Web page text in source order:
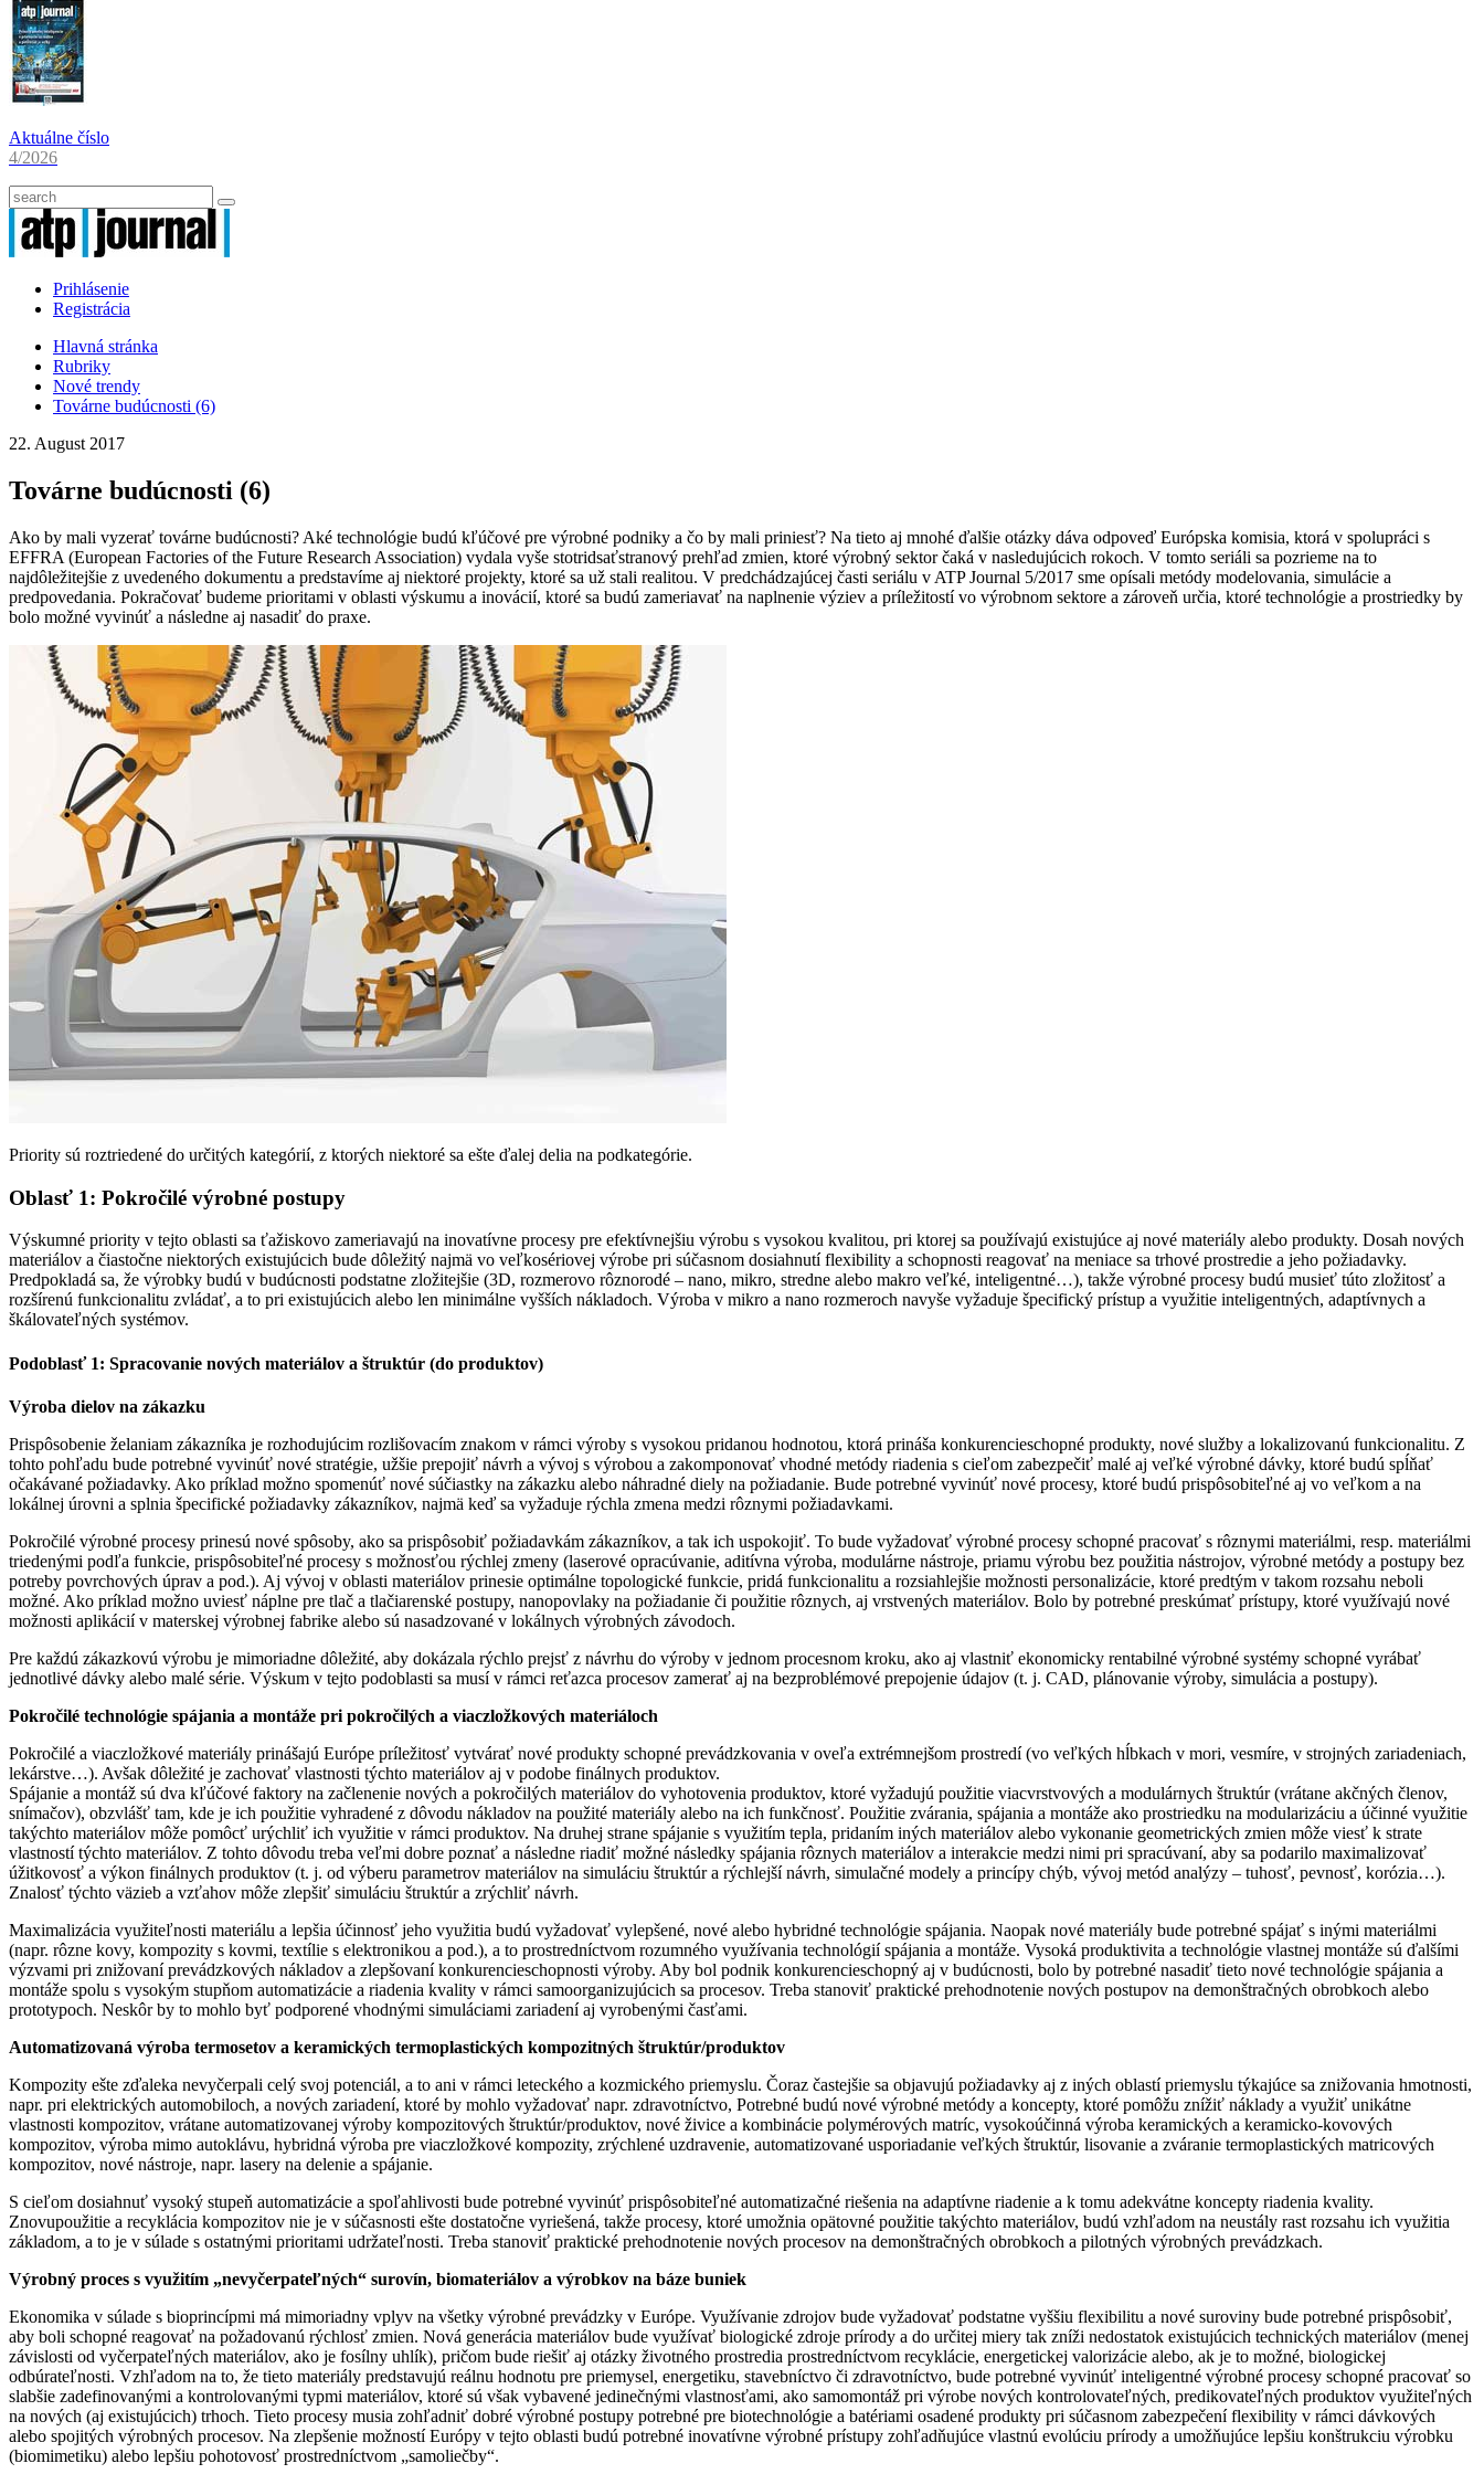
Aktuálne číslo
4/2026
Prihlásenie
Registrácia
Hlavná stránka
Rubriky
Nové trendy
Továrne budúcnosti (6)
22. August 2017
Továrne budúcnosti (6)
Ako by mali vyzerať továrne budúcnosti? Aké technológie budú kľúčové pre výrobné podniky a čo by mali priniesť? Na tieto aj mnohé ďalšie otázky dáva odpoveď Európska komisia, ktorá v spolupráci s
EFFRA (European Factories of the Future Research Association) vydala vyše stotridsaťstranový prehľad zmien, ktoré výrobný sektor čaká v nasledujúcich rokoch. V tomto seriáli sa pozrieme na to
najdôležitejšie z uvedeného dokumentu a predstavíme aj niektoré projekty, ktoré sa už stali realitou. V predchádzajúcej časti seriálu v ATP Journal 5/2017 sme opísali metódy modelovania, simulácie a
predpovedania. Pokračovať budeme prioritami v oblasti výskumu a inovácií, ktoré sa budú zameriavať na naplnenie výziev a príležitostí vo výrobnom sektore a zároveň určia, ktoré technológie a prostriedky by
bolo možné vyvinúť a následne aj nasadiť do praxe.
Priority sú roztriedené do určitých kategórií, z ktorých niektoré sa ešte ďalej delia na podkategórie.
Oblasť 1: Pokročilé výrobné postupy
Výskumné priority v tejto oblasti sa ťažiskovo zameriavajú na inovatívne procesy pre efektívnejšiu výrobu s vysokou kvalitou, pri ktorej sa používajú existujúce aj nové materiály alebo produkty. Dosah nových
materiálov a čiastočne niektorých existujúcich bude dôležitý najmä vo veľkosériovej výrobe pri súčasnom dosiahnutí flexibility a schopnosti reagovať na meniace sa trhové prostredie a jeho požiadavky.
Predpokladá sa, že výrobky budú v budúcnosti podstatne zložitejšie (3D, rozmerovo rôznorodé – nano, mikro, stredne alebo makro veľké, inteligentné…), takže výrobné procesy budú musieť túto zložitosť a
rozšírenú funkcionalitu zvládať, a to pri existujúcich alebo len minimálne vyšších nákladoch. Výroba v mikro a nano rozmeroch navyše vyžaduje špecifický prístup a využitie inteligentných, adaptívnych a
škálovateľných systémov.
Podoblasť 1: Spracovanie nových materiálov a štruktúr (do produktov)
Výroba dielov na zákazku
Prispôsobenie želaniam zákazníka je rozhodujúcim rozlišovacím znakom v rámci výroby s vysokou pridanou hodnotou, ktorá prináša konkurencieschopné produkty, nové služby a lokalizovanú funkcionalitu. Z
tohto pohľadu bude potrebné vyvinúť nové stratégie, užšie prepojiť návrh a vývoj s výrobou a zakomponovať vhodné metódy riadenia s cieľom zabezpečiť malé aj veľké výrobné dávky, ktoré budú spĺňať
očakávané požiadavky. Ako príklad možno spomenúť nové súčiastky na zákazku alebo náhradné diely na požiadanie. Bude potrebné vyvinúť nové procesy, ktoré budú prispôsobiteľné aj vo veľkom a na
lokálnej úrovni a splnia špecifické požiadavky zákazníkov, najmä keď sa vyžaduje rýchla zmena medzi rôznymi požiadavkami.
Pokročilé výrobné procesy prinesú nové spôsoby, ako sa prispôsobiť požiadavkám zákazníkov, a tak ich uspokojiť. To bude vyžadovať výrobné procesy schopné pracovať s rôznymi materiálmi, resp. materiálmi
triedenými podľa funkcie, prispôsobiteľné procesy s možnosťou rýchlej zmeny (laserové opracúvanie, aditívna výroba, modulárne nástroje, priamu výrobu bez použitia nástrojov, výrobné metódy a postupy bez
potreby povrchových úprav a pod.). Aj vývoj v oblasti materiálov prinesie optimálne topologické funkcie, pridá funkcionalitu a rozsiahlejšie možnosti personalizácie, ktoré predtým v takom rozsahu neboli
možné. Ako príklad možno uviesť náplne pre tlač a tlačiarenské postupy, nanopovlaky na požiadanie či použitie rôznych, aj vrstvených materiálov. Bolo by potrebné preskúmať prístupy, ktoré využívajú nové
možnosti aplikácií v materskej výrobnej fabrike alebo sú nasadzované v lokálnych výrobných závodoch.
Pre každú zákazkovú výrobu je mimoriadne dôležité, aby dokázala rýchlo prejsť z návrhu do výroby v jednom procesnom kroku, ako aj vlastniť ekonomicky rentabilné výrobné systémy schopné vyrábať
jednotlivé dávky alebo malé série. Výskum v tejto podoblasti sa musí v rámci reťazca procesov zamerať aj na bezproblémové prepojenie údajov (t. j. CAD, plánovanie výroby, simulácia a postupy).
Pokročilé technológie spájania a montáže pri pokročilých a viaczložkových materiáloch
Pokročilé a viaczložkové materiály prinášajú Európe príležitosť vytvárať nové produkty schopné prevádzkovania v oveľa extrémnejšom prostredí (vo veľkých hĺbkach v mori, vesmíre, v strojných zariadeniach,
lekárstve…). Avšak dôležité je zachovať vlastnosti týchto materiálov aj v podobe finálnych produktov.
Spájanie a montáž sú dva kľúčové faktory na začlenenie nových a pokročilých materiálov do vyhotovenia produktov, ktoré vyžadujú použitie viacvrstvových a modulárnych štruktúr (vrátane akčných členov,
snímačov), obzvlášť tam, kde je ich použitie vyhradené z dôvodu nákladov na použité materiály alebo na ich funkčnosť. Použitie zvárania, spájania a montáže ako prostriedku na modularizáciu a účinné využitie
takýchto materiálov môže pomôcť urýchliť ich využitie v rámci produktov. Na druhej strane spájanie s využitím tepla, pridaním iných materiálov alebo vykonanie geometrických zmien môže viesť k strate
vlastností týchto materiálov. Z tohto dôvodu treba veľmi dobre poznať a následne riadiť možné následky spájania rôznych materiálov a interakcie medzi nimi pri spracúvaní, aby sa podarilo maximalizovať
úžitkovosť a výkon finálnych produktov (t. j. od výberu parametrov materiálov na simuláciu štruktúr a rýchlejší návrh, simulačné modely a princípy chýb, vývoj metód analýzy – tuhosť, pevnosť, korózia…).
Znalosť týchto väzieb a vzťahov môže zlepšiť simuláciu štruktúr a zrýchliť návrh.
Maximalizácia využiteľnosti materiálu a lepšia účinnosť jeho využitia budú vyžadovať vylepšené, nové alebo hybridné technológie spájania. Naopak nové materiály bude potrebné spájať s inými materiálmi
(napr. rôzne kovy, kompozity s kovmi, textílie s elektronikou a pod.), a to prostredníctvom rozumného využívania technológií spájania a montáže. Vysoká produktivita a technológie vlastnej montáže sú ďalšími
výzvami pri znižovaní prevádzkových nákladov a zlepšovaní konkurencieschopnosti výroby. Aby bol podnik konkurencieschopný aj v budúcnosti, bolo by potrebné nasadiť tieto nové technológie spájania a
montáže spolu s vysokým stupňom automatizácie a riadenia kvality v rámci samoorganizujúcich sa procesov. Treba stanoviť praktické prehodnotenie nových postupov na demonštračných obrobkoch alebo
prototypoch. Neskôr by to mohlo byť podporené vhodnými simuláciami zariadení aj vyrobenými časťami.
Automatizovaná výroba termosetov a keramických termoplastických kompozitných štruktúr/produktov
Kompozity ešte zďaleka nevyčerpali celý svoj potenciál, a to ani v rámci leteckého a kozmického priemyslu. Čoraz častejšie sa objavujú požiadavky aj z iných oblastí priemyslu týkajúce sa znižovania hmotnosti,
napr. pri elektrických automobiloch, a nových zariadení, ktoré by mohlo vyžadovať napr. zdravotníctvo, Potrebné budú nové výrobné metódy a koncepty, ktoré pomôžu znížiť náklady a využiť unikátne
vlastnosti kompozitov, vrátane automatizovanej výroby kompozitových štruktúr/produktov, nové živice a kombinácie polymérových matríc, vysokoúčinná výroba keramických a keramicko-kovových
kompozitov, výroba mimo autoklávu, hybridná výroba pre viaczložkové kompozity, zrýchlené uzdravenie, automatizované usporiadanie veľkých štruktúr, lisovanie a zváranie termoplastických matricových
kompozitov, nové nástroje, napr. lasery na delenie a spájanie.
S cieľom dosiahnuť vysoký stupeň automatizácie a spoľahlivosti bude potrebné vyvinúť prispôsobiteľné automatizačné riešenia na adaptívne riadenie a k tomu adekvátne koncepty riadenia kvality.
Znovupoužitie a recyklácia kompozitov nie je v súčasnosti ešte dostatočne vyriešená, takže procesy, ktoré umožnia opätovné použitie takýchto materiálov, budú vzhľadom na neustály rast rozsahu ich využitia
základom, a to je v súlade s ostatnými prioritami udržateľnosti. Treba stanoviť praktické prehodnotenie nových procesov na demonštračných obrobkoch a pilotných výrobných prevádzkach.
Výrobný proces s využitím „nevyčerpateľných“ surovín, biomateriálov a výrobkov na báze buniek
Ekonomika v súlade s bioprincípmi má mimoriadny vplyv na všetky výrobné prevádzky v Európe. Využívanie zdrojov bude vyžadovať podstatne vyššiu flexibilitu a nové suroviny bude potrebné prispôsobiť,
aby boli schopné reagovať na požadovanú rýchlosť zmien. Nová generácia materiálov bude využívať biologické zdroje prírody a do určitej miery tak zníži nedostatok existujúcich technických materiálov (menej
závislosti od vyčerpateľných materiálov, ako je fosílny uhlík), pričom bude riešiť aj otázky životného prostredia prostredníctvom recyklácie, energetickej valorizácie alebo, ak je to možné, biologickej
odbúrateľnosti. Vzhľadom na to, že tieto materiály predstavujú reálnu hodnotu pre priemysel, energetiku, stavebníctvo či zdravotníctvo, bude potrebné vyvinúť inteligentné výrobné procesy schopné pracovať so
slabšie zadefinovanými a kontrolovanými typmi materiálov, ktoré sú však vybavené jedinečnými vlastnosťami, ako samomontáž pri výrobe nových kontrolovateľných, predikovateľných produktov využiteľných
na nových (aj existujúcich) trhoch. Tieto procesy musia zohľadniť dobré výrobné postupy potrebné pre biotechnológie a batériami osadené produkty pri súčasnom zabezpečení flexibility v rámci dávkových
alebo spojitých výrobných procesov. Na zlepšenie možností Európy v tejto oblasti budú potrebné inovatívne výrobné prístupy zohľadňujúce vlastnú evolúciu prírody a umožňujúce lepšiu konštrukciu výrobku
(biomimetiku) alebo lepšiu pohotovosť prostredníctvom „samoliečby“.